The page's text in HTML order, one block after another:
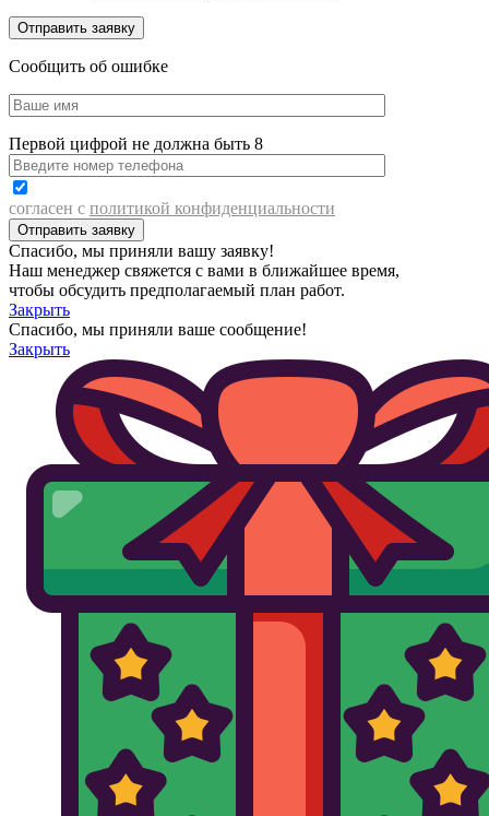
Сообщить об ошибке
Первой цифрой не должна быть 8
согласен с политикой конфиденциальности
Спасибо, мы приняли вашу заявку!
Наш менеджер свяжется с вами в ближайшее время,
чтобы обсудить предполагаемый план работ.
Закрыть
Спасибо, мы приняли ваше сообщение!
Закрыть